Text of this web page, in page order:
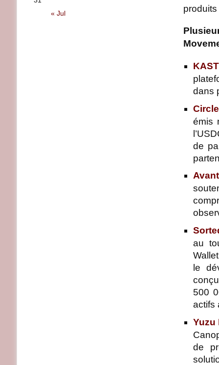
KAST
dans
émis
de
au
le
500
actifs
Yuzu
de
« Jul